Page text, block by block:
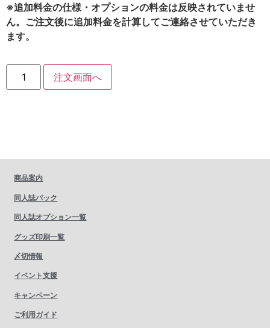
※追加料金の仕様・オプションの料金は反映されていませ
ん。ご注文後に追加料金を計算してご連絡させていただき
ます。
注文画面へ
商品案内
同人誌パック
同人誌オプション一覧
グッズ印刷一覧
〆切情報
イベント支援
キャンペーン
ご利用ガイド